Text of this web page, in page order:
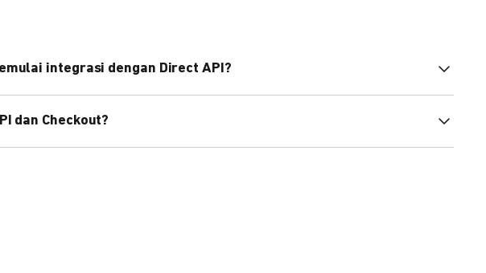
integrasi dengan Direct API?
. dan Checkout?